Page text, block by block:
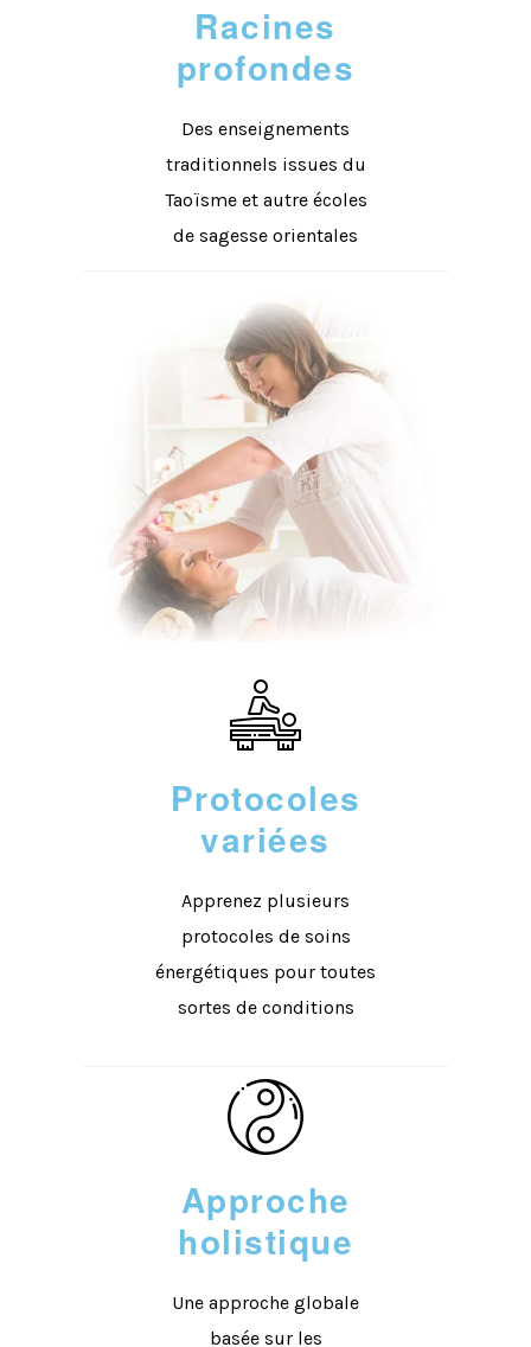
Racines
profondes
Des enseignements
traditionnels issues du
Taoïsme et autre écoles
de sagesse orientales
Protocoles
variées
Apprenez plusieurs
protocoles de soins
énergétiques pour toutes
sortes de conditions
Approche
holistique
Une approche globale
basée sur les